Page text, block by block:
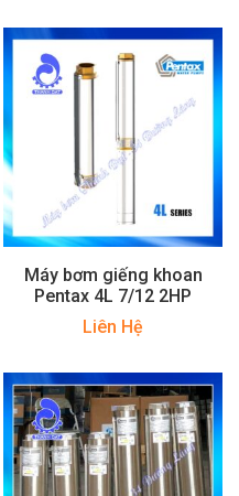
Máy bơm giếng khoan
Pentax 4L 7/12 2HP
Liên Hệ